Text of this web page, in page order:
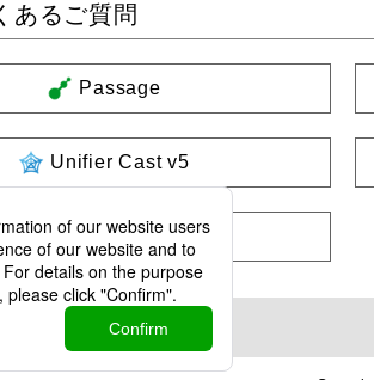
あるご質問
Passage
Unifier Cast v5
製品共通・その他